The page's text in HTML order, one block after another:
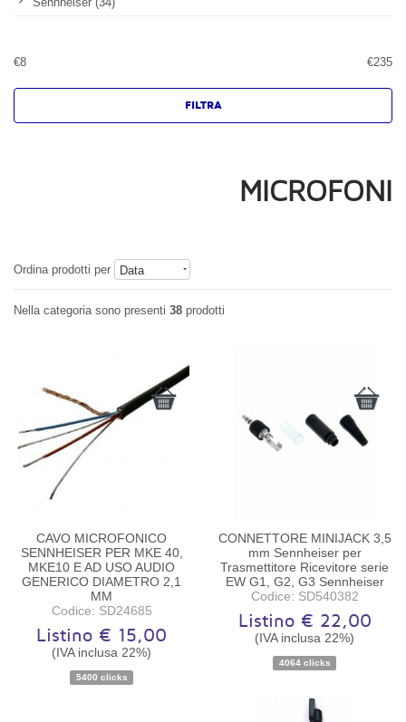
€8 €235
MICROFONI
Ordina prodotti per Data
Nella categoria sono presenti 38 prodotti
Disponibilità:Disponibile
CAVO MICROFONICO
SENNHEISER PER MKE 40,
MKE10 E AD USO AUDIO
GENERICO DIAMETRO 2,1
MM
Codice: SD24685
Listino € 15,00
(IVA inclusa 22%)
5400 clicks
Disponibilità:Disponibile
CONNETTORE MINIJACK 3,5
mm Sennheiser per
Trasmettitore Ricevitore serie
EW G1, G2, G3 Sennheiser
Codice: SD540382
Listino € 22,00
(IVA inclusa 22%)
4064 clicks